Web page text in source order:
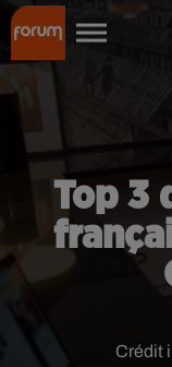
Top 3
Crédit